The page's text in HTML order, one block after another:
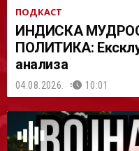
ПОДКАСТ
ИНДИСКА
ПОЛИТИКА:
анализа
04.08.2026. 10:01